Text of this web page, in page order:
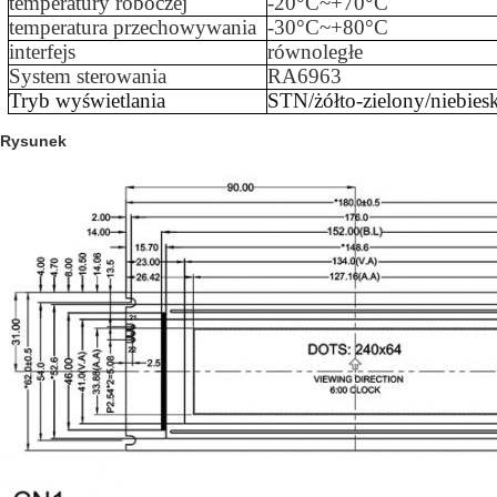
temperatura przechowywania -30°C~+80°C
interfejs
równoległe
System sterowania
RA6963
Tryb wyświetlania
STN/żółto-zielony/
Rysunek